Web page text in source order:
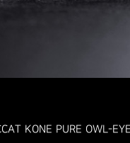
KONE PURE OWL-